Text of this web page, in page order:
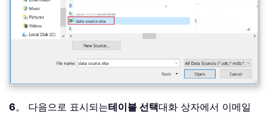
6。 다음으로 표시되는테이블 선택대화 상자에서 이메일